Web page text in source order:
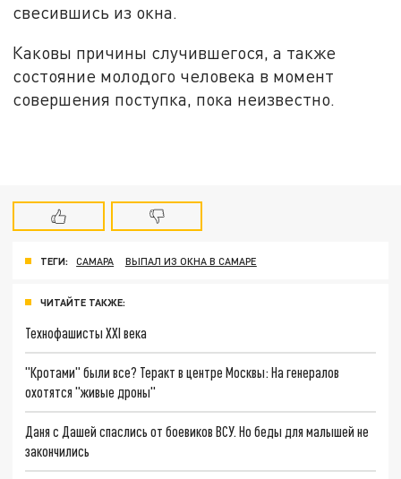
свесившись из окна.
Каковы причины случившегося, а также
состояние молодого человека в момент
совершения поступка, пока неизвестно.
ТЕГИ: САМАРА ВЫПАЛ ИЗ ОКНА В САМАРЕ
ЧИТАЙТЕ ТАКЖЕ:
Технофашисты XXI века
"Кротами" были все? Теракт в центре Москвы: На генералов
охотятся "живые дроны"
Даня с Дашей спаслись от боевиков ВСУ. Но беды для малышей не
закончились